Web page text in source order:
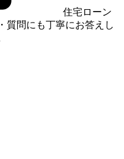
住宅ローン
質問にも丁寧にお答えし